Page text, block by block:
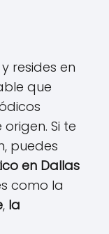
resides en
que
Si te
puedes
en Dallas
como la
, la